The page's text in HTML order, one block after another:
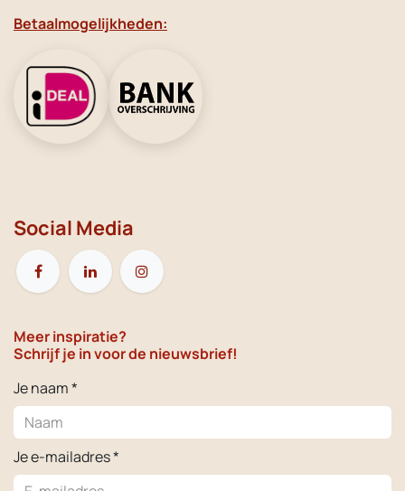
Betaalmogelijkheden:
Social Media
Meer inspiratie?
Schrijf je in voor de nieuwsbrief!
Je naam *
Je e-mailadres *